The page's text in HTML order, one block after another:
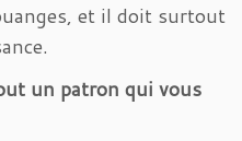
et il doit surtout
un patron qui vous